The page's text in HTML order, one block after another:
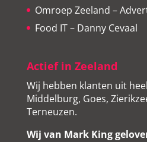
Omroep Zeeland –
Food IT – Danny Cevaal
Actief in Zeeland
Wij hebben klanten uit
Middelburg, Goes,
Terneuzen.
Wij van Mark King